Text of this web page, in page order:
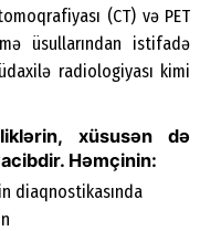
(CT) və PET
üsullarından istifadə
radiologiyası kimi
xüsusən də
Həmçinin:
diaqnostikasında